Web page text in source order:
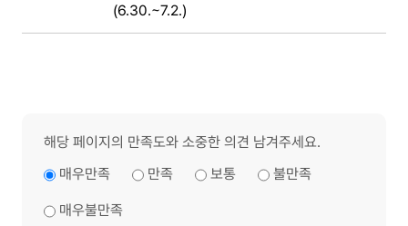
(6.30.~7.2.)
해당 페이지의 만족도와 소중한 의견 남겨주세요.
매우만족
만족 보통 불만족
매우불만족